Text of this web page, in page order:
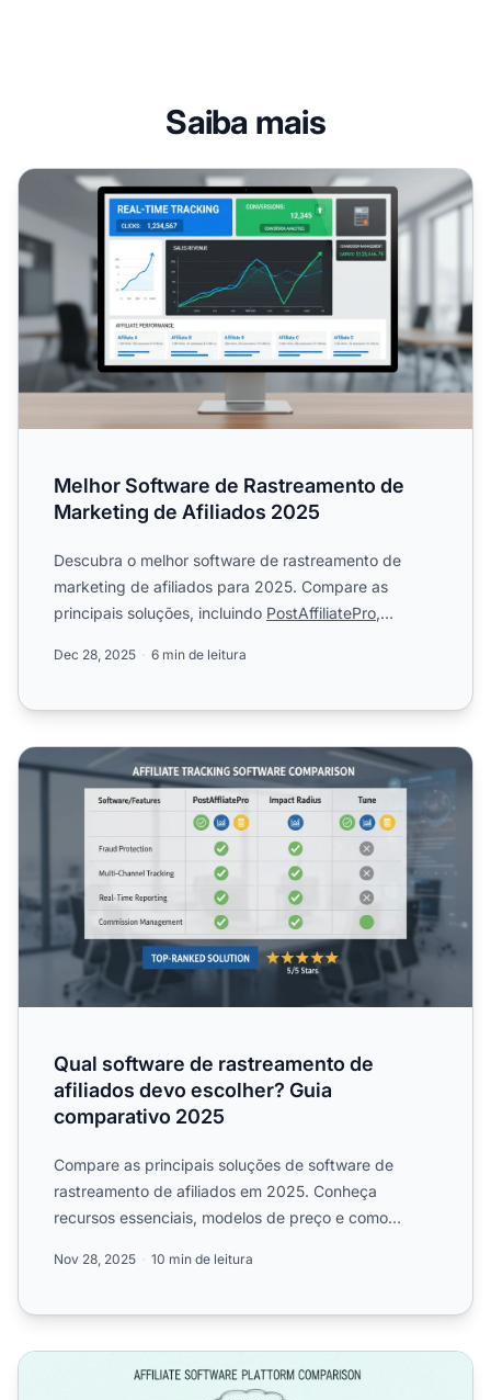
Saiba mais
Melhor Software de Rastreamento de Marketing de
Melhor Software de Rastreamento de
Marketing de Afiliados 2025
Descubra o melhor software de rastreamento de
marketing de afiliados para 2025. Compare as
principais soluções, incluindo PostAffiliatePro,
Dec 28, 2025 6 min de leitura
Qual software de rastreamento de afiliados devo
Qual software de rastreamento de
afiliados devo escolher? Guia
comparativo 2025
Compare as principais soluções de software de
rastreamento de afiliados em 2025. Conheça
recursos essenciais, modelos de preço e como
Nov 28, 2025 10 min de leitura
Melhor Software de Afiliados para Começar Seu Próprio